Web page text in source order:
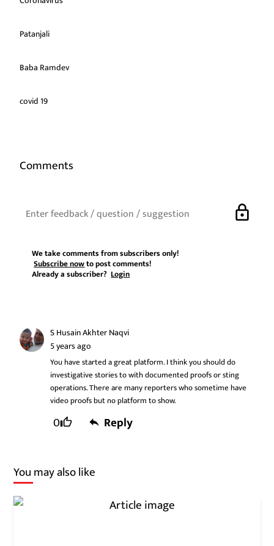
Patanjali
Baba Ramdev
covid 19
Comments
lock
We take comments from subscribers only!
Subscribe nowto post comments!
Already a subscriber?Login
S Husain Akhter Naqvi
5 years ago
You have started a great platform. I think you should do
investigative stories to with documented proofs or sting
operations. There are many reporters who sometime have
video proofs but no platform to show.
0 Reply
You may also like